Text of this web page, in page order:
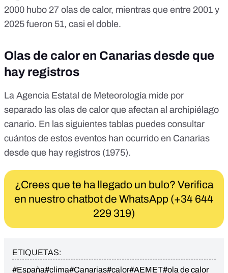
2000 hubo 27 olas de calor, mientras que entre 2001 y
2025 fueron 51, casi el doble.
Olas de calor en Canarias desde que
hay registros
La Agencia Estatal de Meteorología mide por
separado las olas de calor que afectan al archipiélago
canario. En las siguientes tablas puedes consultar
cuántos de estos eventos han ocurrido en Canarias
desde que hay registros (1975).
¿Crees que te ha llegado un bulo? Verifica
en nuestro chatbot de WhatsApp (+34 644
229 319)
ETIQUETAS:
#España#clima#Canarias#calor#AEMET#ola de calor